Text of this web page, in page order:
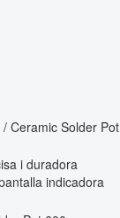
/ Ceramic Solder Pot